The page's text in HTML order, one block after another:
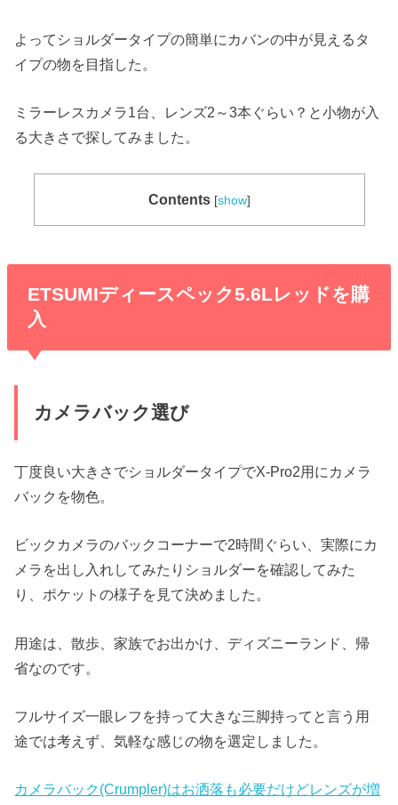
よってショルダータイプの簡単にカバンの中が見えるタ
イプの物を目指した。
ミラーレスカメラ1台、レンズ2～3本ぐらい？と小物が入
る大きさで探してみました。
Contents [show]
ETSUMIディースペック5.6Lレッドを購
入
カメラバック選び
丁度良い大きさでショルダータイプでX-Pro2用にカメラ
バックを物色。
ビックカメラのバックコーナーで2時間ぐらい、実際にカ
メラを出し入れしてみたりショルダーを確認してみた
り、ポケットの様子を見て決めました。
用途は、散歩、家族でお出かけ、ディズニーランド、帰
省なのです。
フルサイズ一眼レフを持って大きな三脚持ってと言う用
途では考えず、気軽な感じの物を選定しました。
カメラバック(Crumpler)はお洒落も必要だけどレンズが増